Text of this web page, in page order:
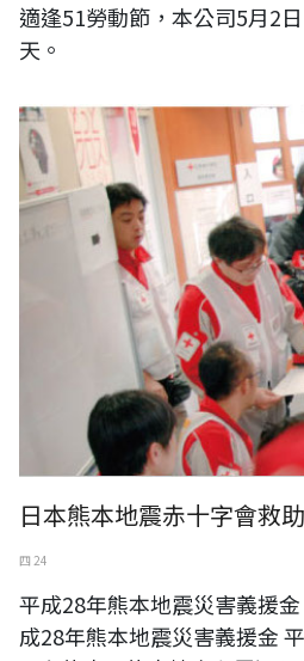
適逢51勞動節，本公司5月2
天。
日本熊本地震赤十字會救助
四 24
平成28年熊本地震災害義援
成28年熊本地震災害義援金